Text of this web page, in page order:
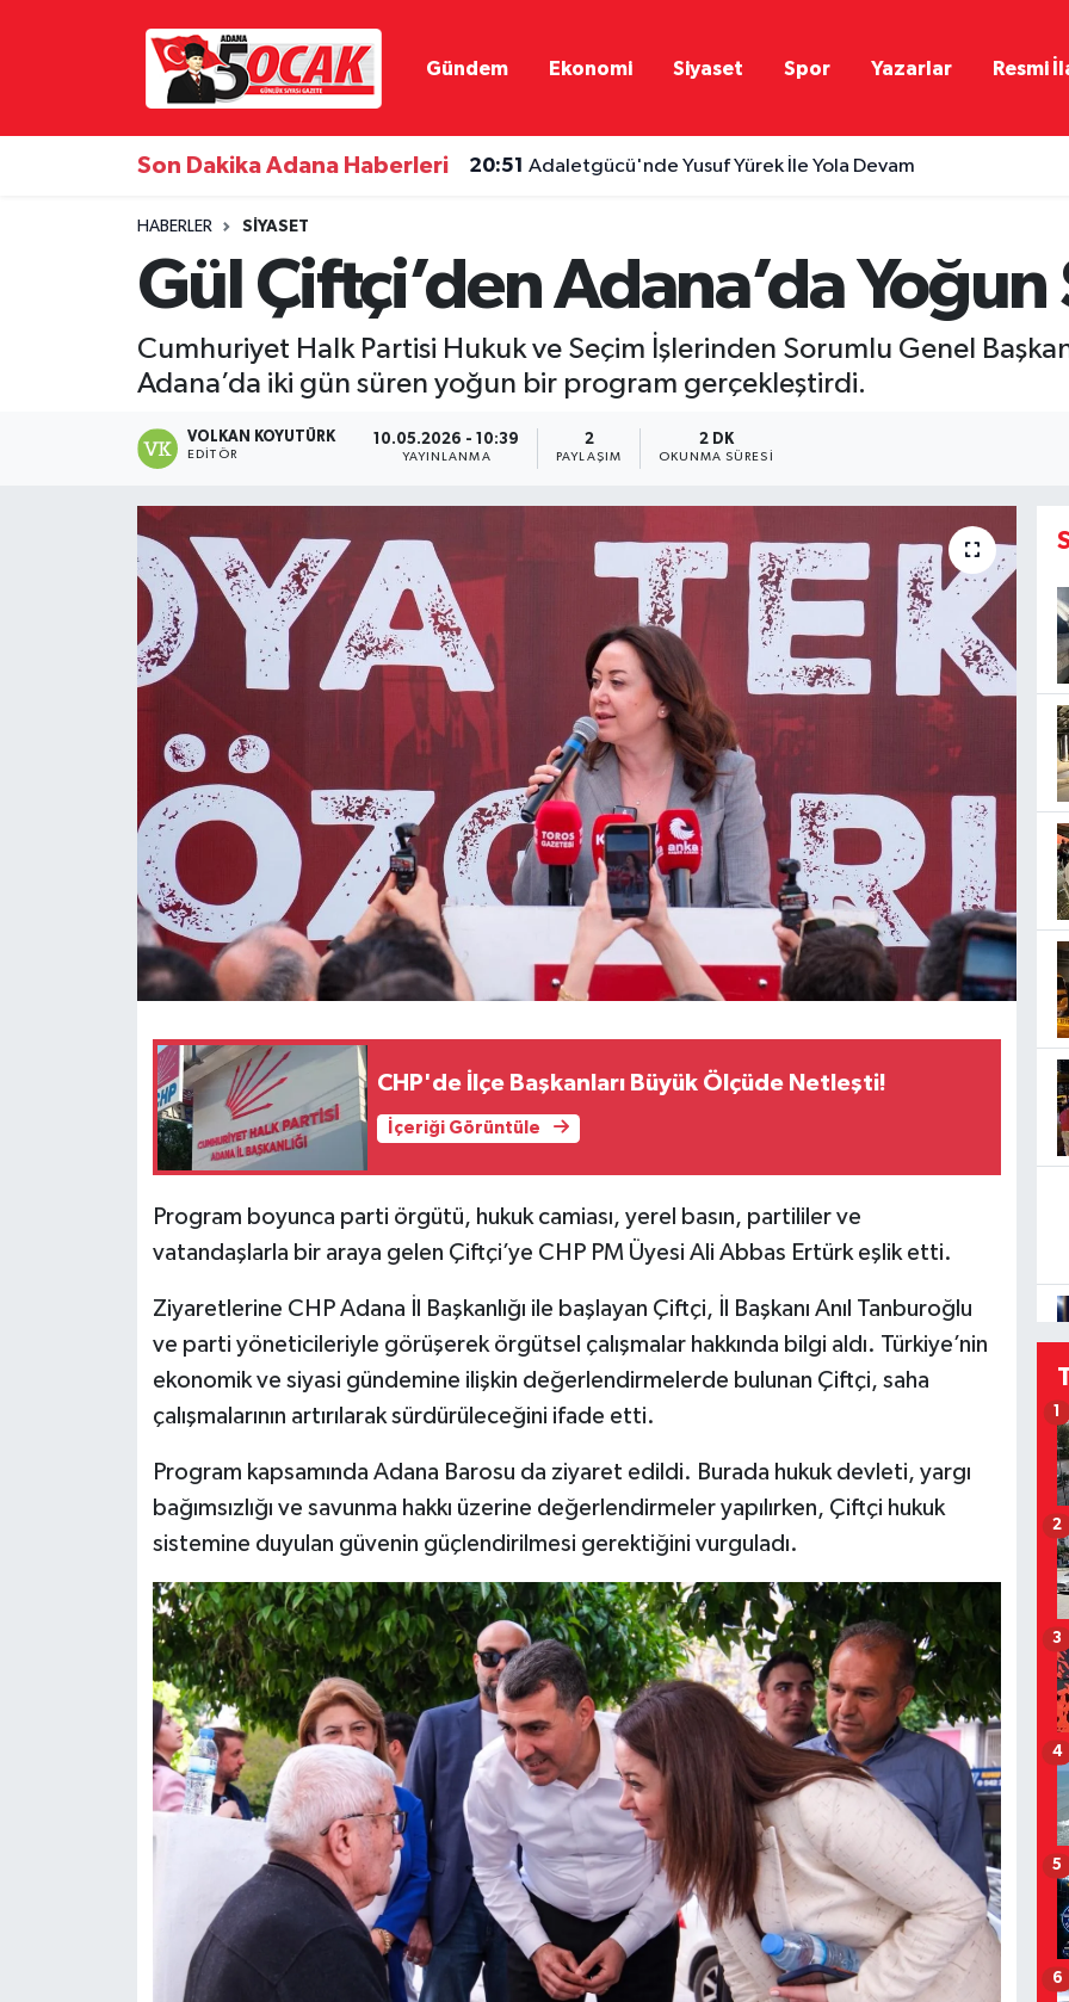
Gündem Ekonomi Siyaset Spor Yazarlar Resmi
Son Dakika Adana Haberleri 20:51 Adaletgücü'nde Yusuf Yürek İle Yola Devam
HABERLER SIYASET
Gül Çiftçi’den Adana’da Yoğun
Cumhuriyet Halk Partisi Hukuk ve Seçim İşlerinden Sorumlu Genel Başkan
Adana’da iki gün süren yoğun bir program gerçekleştirdi.
VOLKAN KOYUTÜRK
EDITÖR
10.05.2026 - 10:39
YAYINLANMA
2
PAYLAŞIM
2 DK
OKUNMA SÜRESI
CHP'de İlçe Başkanları Büyük Ölçüde Netleşti!
İçeriği Görüntüle
Program boyunca parti örgütü, hukuk camiası, yerel basın, partililer ve
vatandaşlarla bir araya gelen Çiftçi’ye CHP PM Üyesi Ali Abbas Ertürk eşlik etti.
Ziyaretlerine CHP Adana İl Başkanlığı ile başlayan Çiftçi, İl Başkanı Anıl Tanburoğlu
ve parti yöneticileriyle görüşerek örgütsel çalışmalar hakkında bilgi aldı. Türkiye’nin
ekonomik ve siyasi gündemine ilişkin değerlendirmelerde bulunan Çiftçi, saha
çalışmalarının artırılarak sürdürüleceğini ifade etti.
Program kapsamında Adana Barosu da ziyaret edildi. Burada hukuk devleti, yargı
bağımsızlığı ve savunma hakkı üzerine değerlendirmeler yapılırken, Çiftçi hukuk
sistemine duyulan güvenin güçlendirilmesi gerektiğini vurguladı.
1
2
3
4
5
6
Ekonomi
Gündem
Haber Reklam
Magazin
Yerel Yönetimler
Adana Nöbetçi Eczaneler
Adana Hava Durumu
Adana Trafik Yoğunluk Haritası
Süper Lig Puan Durumu ve Fikstür
Tüm Manşetler
Son Dakika Haberleri
Haber Arşivi